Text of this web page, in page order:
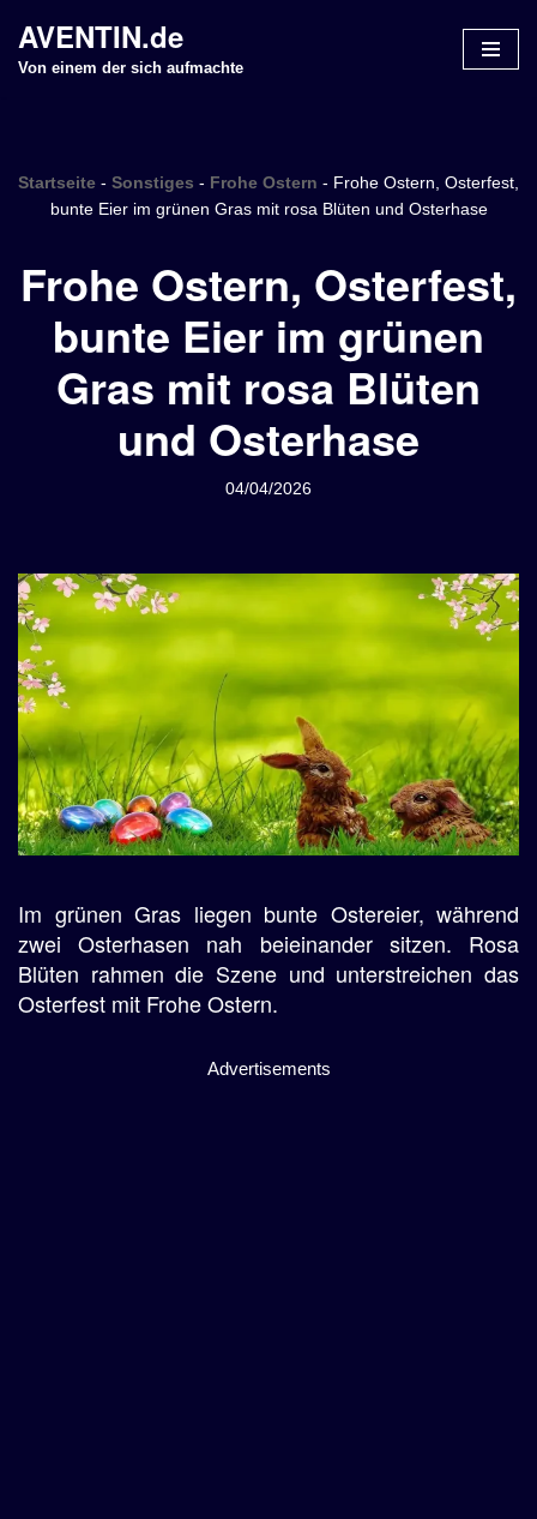
Z
n
AVENTIN.de
Von einem der sich aufmachte
Startseite - Sonstiges - Frohe Ostern - Frohe Ostern, Osterfest,
bunte Eier im grünen Gras mit rosa Blüten und Osterhase
Frohe Ostern, Osterfest,
bunte Eier im grünen
Gras mit rosa Blüten
und Osterhase
04/04/2026
Im grünen Gras liegen bunte Ostereier, während
zwei Osterhasen nah beieinander sitzen. Rosa
Blüten rahmen die Szene und unterstreichen das
Osterfest mit Frohe Ostern.
Advertisements